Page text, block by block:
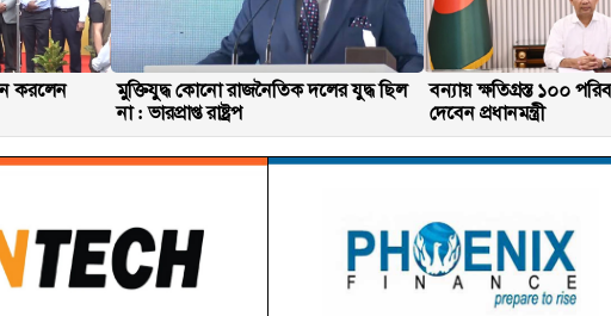
করলেন
মুক্তিযুদ্ধ কোনো রাজনৈতিক দলের যুদ্ধ ছিল
না : ভারপ্রাপ্ত রাষ্ট্রপ
বন্যায় ক্ষতিগ্রস্ত ১০০
দেবেন প্রধানমন্ত্রী